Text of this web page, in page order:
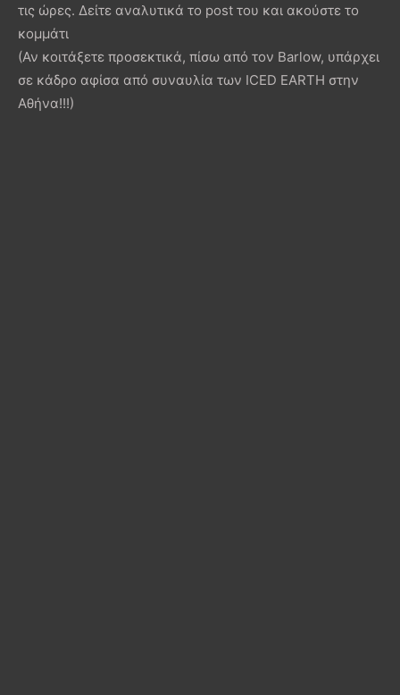
τις ώρες. Δείτε αναλυτικά το post του και ακούστε το
κομμάτι
(Αν κοιτάξετε προσεκτικά, πίσω από τον Barlow, υπάρχει
σε κάδρο αφίσα από συναυλία των ICED EARTH στην
Αθήνα!!!)